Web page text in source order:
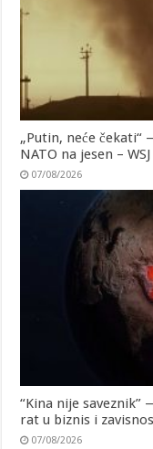
„Putin, neće čekati“
NATO na jesen – WSJ
07/08/2026
“Kina nije
rat u biznis i
07/08/2026